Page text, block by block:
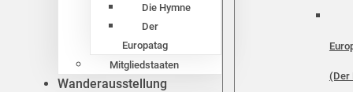
Die Hymne
Der
Europatag
Mitgliedstaaten
Wanderausstellung
(Der